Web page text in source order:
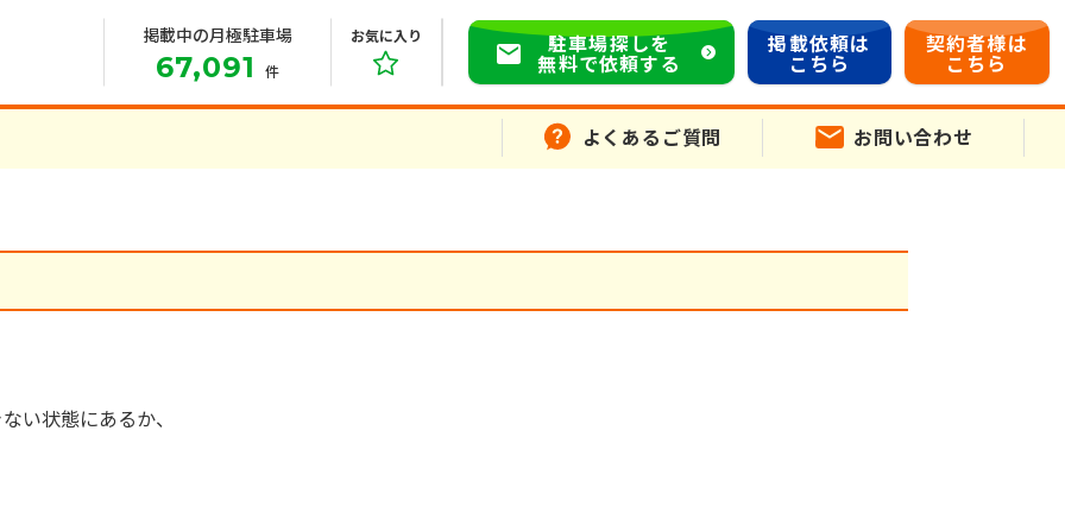
掲載中の月極駐車場
67,091 件
お気に入り 駐車場探しを
無料で依頼する
掲載依頼は
こちら
契約者様は
こちら
よくあるご質問 お問い合わせ
い状態にあるか、